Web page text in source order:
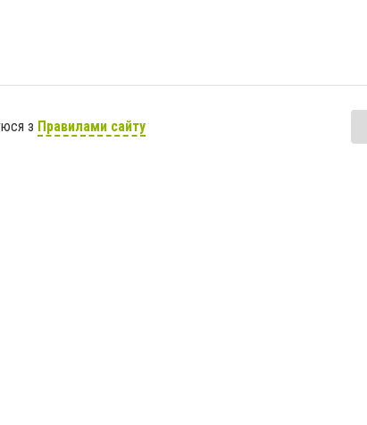
з Правилами сайту